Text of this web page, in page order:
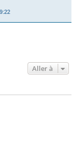
Aller à